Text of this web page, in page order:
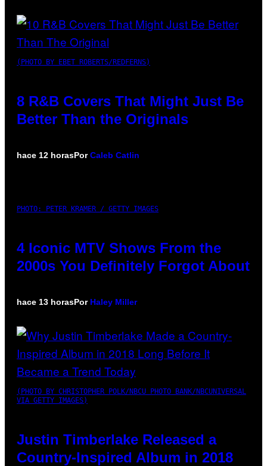
(PHOTO BY EBET ROBERTS/REDFERNS)
8 R&B Covers That Might Just Be
Better Than the Originals
hace 12 horasPorCaleb Catlin
PHOTO: PETER KRAMER / GETTY IMAGES
4 Iconic MTV Shows From the
2000s You Definitely Forgot About
hace 13 horasPor Haley Miller
(PHOTO BY CHRISTOPHER POLK/NBCU PHOTO BANK/NBCUNIVERSAL
VIA GETTY IMAGES)
Justin Timberlake Released a
Country-Inspired Album in 2018